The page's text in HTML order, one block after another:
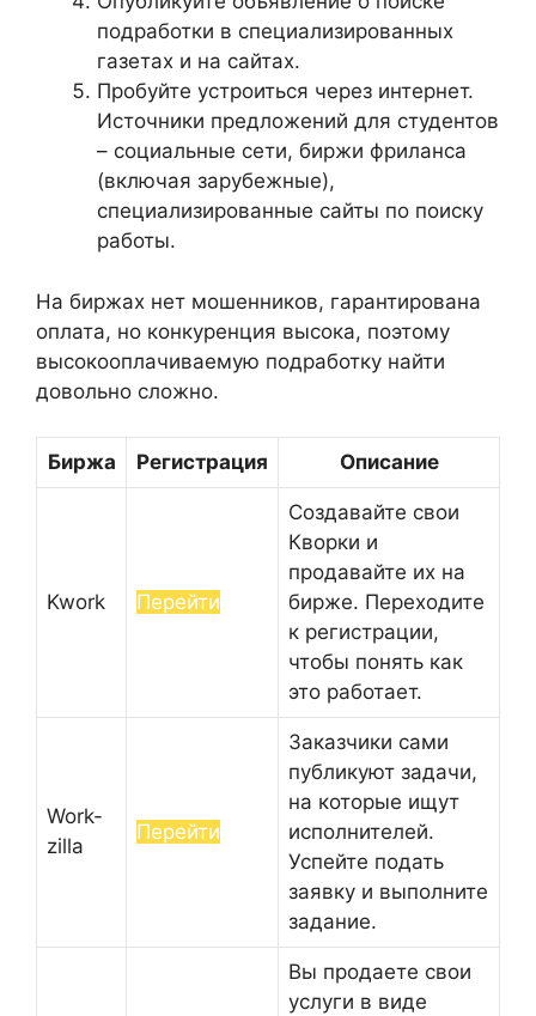
подработки в специализированных
газетах и на сайтах.
Пробуйте устроиться через интернет.
Источники предложений для студентов
– социальные сети, биржи фриланса
(включая зарубежные),
специализированные сайты по поиску
работы.
На биржах нет мошенников, гарантирована
оплата, но конкуренция высока, поэтому
высокооплачиваемую подработку найти
довольно сложно.
Биржа Регистрация Описание
Kwork Перейти
Создавайте свои
Кворки и
продавайте их на
бирже. Переходите
к регистрации,
чтобы понять как
это работает.
Work-
zilla
Перейти
Заказчики сами
публикуют задачи,
на которые ищут
исполнителей.
Успейте подать
заявку и выполните
задание.
Вы продаете свои
услуги в виде